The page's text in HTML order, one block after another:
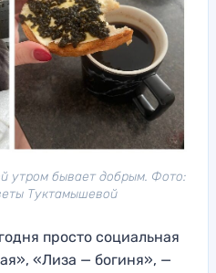
утром бывает добрым. Фото:
Туктамышевой
просто социальная
«Лиза — богиня», —